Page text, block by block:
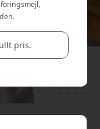
pris.